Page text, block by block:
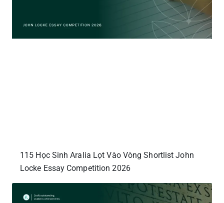
115 Học Sinh Aralia Lọt Vào Vòng Shortlist John
Locke Essay Competition 2026